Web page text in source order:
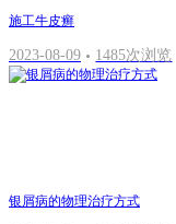
施工牛皮癣
2023-08-09 1485次浏览
银屑病的物理治疗方式